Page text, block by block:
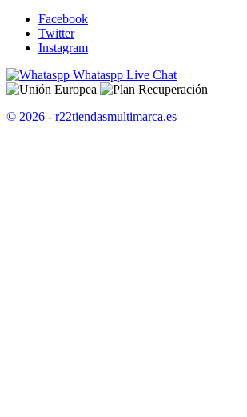
Facebook
Twitter
Instagram
Whataspp Live Chat
© 2026 - r22tiendasmultimarca.es